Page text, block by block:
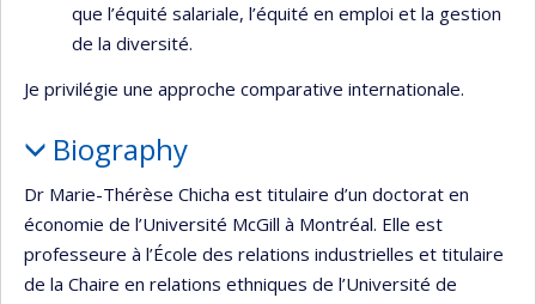
que l’équité salariale, l’équité en emploi et la gestion
de la diversité.
Je privilégie une approche comparative internationale.
Biography
Dr Marie-Thérèse Chicha est titulaire d’un doctorat en
économie de l’Université McGill à Montréal. Elle est
professeure à l’École des relations industrielles et titulaire
de la Chaire en relations ethniques de l’Université de